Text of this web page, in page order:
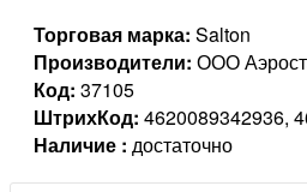
Торговая марка: Salton
Производители: ООО
Код: 37105
ШтрихКод: 4620089342936,
Наличие : достаточно